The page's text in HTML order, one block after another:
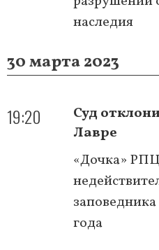
наследия
30 марта 2023
19:20
Суд
Лавре
«Дочка» РПЦ
заповедника
года